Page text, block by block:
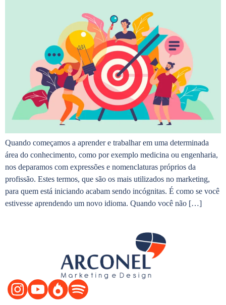
Quando começamos a aprender e trabalhar em uma determinada
área do conhecimento, como por exemplo medicina ou engenharia,
nos deparamos com expressões e nomenclaturas próprios da
profissão. Estes termos, que são os mais utilizados no marketing,
para quem está iniciando acabam sendo incógnitas. É como se você
estivesse aprendendo um novo idioma. Quando você não […]